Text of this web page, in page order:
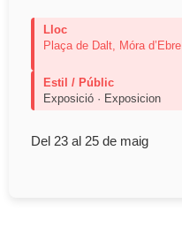
Lloc
Plaça de Dalt, Móra d’Ebre
Estil / Públic
Exposició · Exposicion
Del 23 al 25 de maig